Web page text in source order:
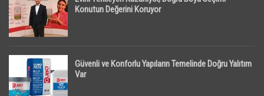
Konutun Değerini Koruyor
Güvenli ve Konforlu Yapıların Temelinde Doğru Yalıtım
Var